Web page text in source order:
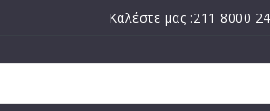
Καλέστε μας :211 8000